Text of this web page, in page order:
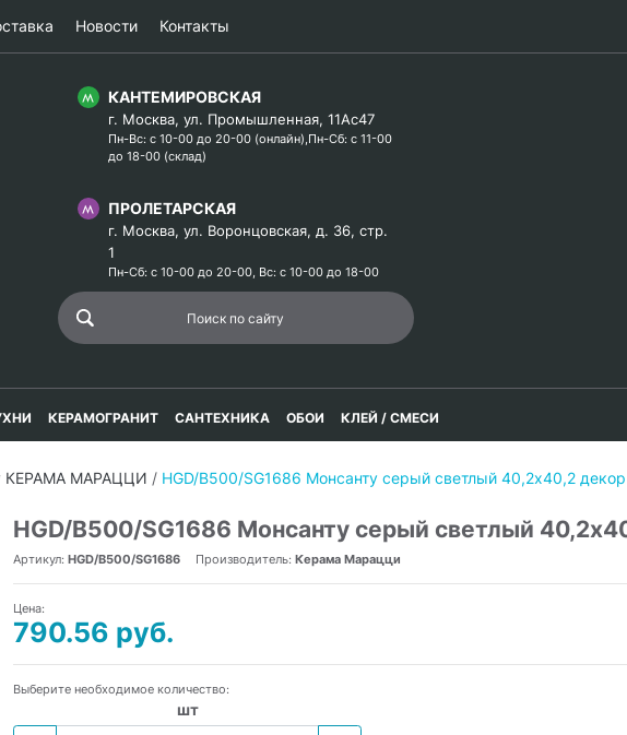
Новости Контакты
КАНТЕМИРОВСКАЯ
г. Москва, ул. Промышленная, 11Ас47
Пн-Вс: с 10-00 до 20-00 (онлайн),Пн-Сб: с 11-00
до 18-00 (склад)
ПРОЛЕТАРСКАЯ
г. Москва, ул. Воронцовская, д. 36, стр.
1
Пн-Сб: с 10-00 до 20-00, Вс: с 10-00 до 18-00
КЕРАМОГРАНИТ САНТЕХНИКА ОБОИ КЛЕЙ / СМЕСИ
КЕРАМА МАРАЦЦИ / HGD/B500/SG1686 Монсанту серый светлый 40,2х40,2
HGD/B500/SG1686 Монсанту серый светлый
Артикул: HGD/B500/SG1686 Производитель: Керама Марацци
Цена:
790.56 руб.
Выберите необходимое количество:
шт